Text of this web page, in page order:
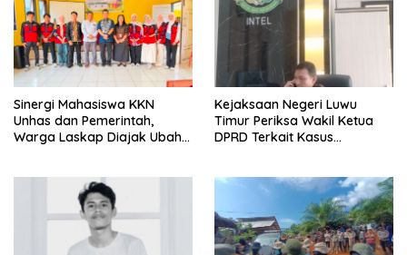
Sinergi Mahasiswa KKN
Unhas dan Pemerintah,
Warga Laskap Diajak Ubah
Kejaksaan Negeri Luwu
Timur Periksa Wakil Ketua
DPRD Terkait Kasus